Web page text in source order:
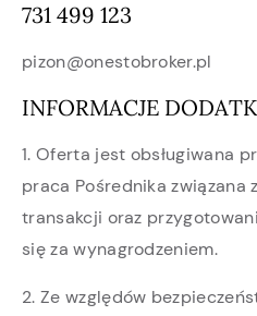
731 499 123
pizon@onestobroker.pl
INFORMACJE
1. Oferta jest obsługiwana
praca Pośrednika związana
transakcji oraz
się za wynagrodzeniem.
2. Ze względów